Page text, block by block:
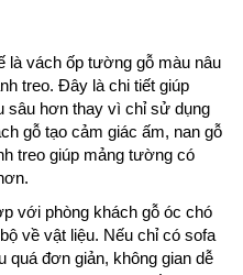
là vách ốp tường gỗ màu nâu
treo. Đây là chi tiết giúp
sâu hơn thay vì chỉ sử dụng
gỗ tạo cảm giác ấm, nan gỗ
treo giúp mảng tường có
với phòng khách gỗ óc chó
về vật liệu. Nếu chỉ có sofa
quá đơn giản, không gian dễ